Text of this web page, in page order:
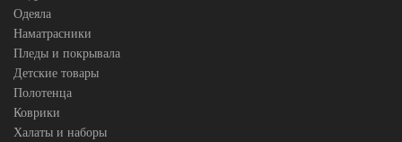
Одеяла
Наматрасники
Пледы и покрывала
Детские товары
Полотенца
Коврики
Халаты и наборы